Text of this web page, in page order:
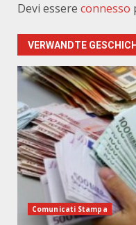
Devi essere connesso
VERWANDTE
Comunicati Stampa